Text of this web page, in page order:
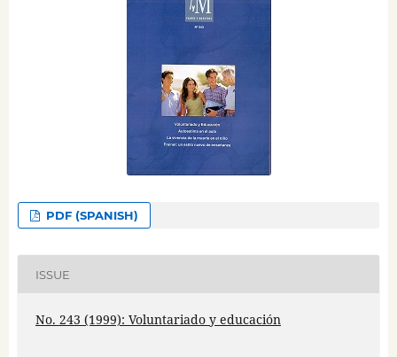
PDF (SPANISH)
ISSUE
No. 243 (1999): Voluntariado y educación